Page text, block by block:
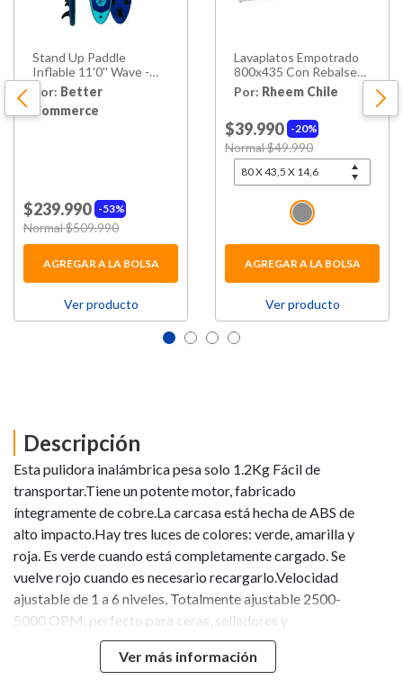
Stand Up Paddle
Inflable 11'0'' Wave -
Doble Capa
Por: Better
Commerce
53%
$239.990
Price reduced from
Normal $509.990
AGREGAR A LA BOLSA
Ver producto
Lavaplatos Empotrado
800x435 Con Rebalse
Monomando Izquierdo
Por: Rheem Chile
20%
$39.990
Price reduced from
Normal $49.990
AGREGAR A LA BOLSA
Ver producto
Descripción
Esta pulidora inalámbrica pesa solo 1.2Kg Fácil de
transportar.Tiene un potente motor, fabricado
íntegramente de cobre.La carcasa está hecha de ABS de
alto impacto.Hay tres luces de colores: verde, amarilla y
roja. Es verde cuando está completamente cargado. Se
vuelve rojo cuando es necesario recargarlo.Velocidad
ajustable de 1 a 6 niveles, Totalmente ajustable 2500-
5000 OPM, perfecto para ceras, selladores y
esmaltes.Uso: Pulido de autos, Limpiar el fregadero y la
bañera, Lijar la madera, Pulir los muebles, pulir un sofá de
Ver más información